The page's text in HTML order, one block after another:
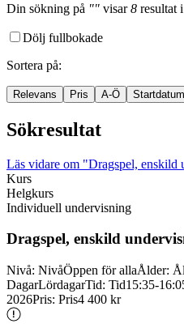
Din sökning på "" visar8 resultat i
Dölj fullbokade
Sortera på:
Relevans Pris A-Ö Startdatum
Sökresultat
Läs vidare om "Dragspel, enskild
Kurs
Helgkurs
Individuell undervisning
Dragspel, enskild
Nivå: NivåÖppen för allaÅlder:
DagarLördagarTid: Tid15:35-
2026Pris: Pris4 400 kr